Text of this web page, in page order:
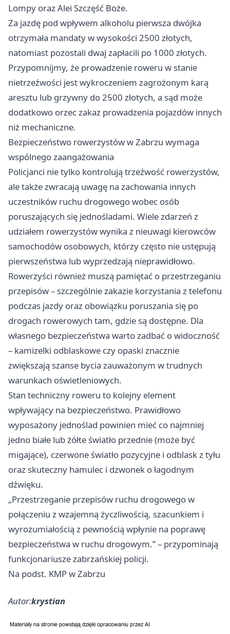
Lompy oraz Alei Szczęść Boże.
Za jazdę pod wpływem alkoholu pierwsza dwójka
otrzymała mandaty w wysokości 2500 złotych,
natomiast pozostali dwaj zapłacili po 1000 złotych.
Przypomnijmy, że prowadzenie roweru w stanie
nietrzeźwości jest wykroczeniem zagrożonym karą
aresztu lub grzywny do 2500 złotych, a sąd może
dodatkowo orzec zakaz prowadzenia pojazdów innych
niż mechaniczne.
Bezpieczeństwo rowerzystów w Zabrzu wymaga
wspólnego zaangażowania
Policjanci nie tylko kontrolują trzeźwość rowerzystów,
ale także zwracają uwagę na zachowania innych
uczestników ruchu drogowego wobec osób
poruszających się jednośladami. Wiele zdarzeń z
udziałem rowerzystów wynika z nieuwagi kierowców
samochodów osobowych, którzy często nie ustępują
pierwszeństwa lub wyprzedzają nieprawidłowo.
Rowerzyści również muszą pamiętać o przestrzeganiu
przepisów – szczególnie zakazie korzystania z telefonu
podczas jazdy oraz obowiązku poruszania się po
drogach rowerowych tam, gdzie są dostępne. Dla
własnego bezpieczeństwa warto zadbać o widoczność
– kamizelki odblaskowe czy opaski znacznie
zwiększają szanse bycia zauważonym w trudnych
warunkach oświetleniowych.
Stan techniczny roweru to kolejny element
wpływający na bezpieczeństwo. Prawidłowo
wyposażony jednoślad powinien mieć co najmniej
jedno białe lub żółte światło przednie (może być
migające), czerwone światło pozycyjne i odblask z tyłu
oraz skuteczny hamulec i dzwonek o łagodnym
dźwięku.
„Przestrzeganie przepisów ruchu drogowego w
połączeniu z wzajemną życzliwością, szacunkiem i
wyrozumiałością z pewnością wpłynie na poprawę
bezpieczeństwa w ruchu drogowym.” – przypominają
funkcjonariusze zabrzańskiej policji.
Na podst. KMP w Zabrzu
Autor:krystian